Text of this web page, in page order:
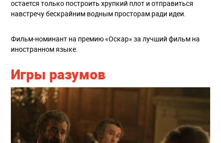
остается только построить хрупкий плот и отправиться
навстречу бескрайним водным просторам ради идеи.
Фильм-номинант на премию «Оскар» за лучший фильм на
иностранном языке.
Игры разумов